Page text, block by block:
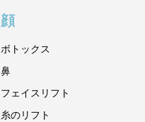
顔
ボトックス
鼻
フェイスリフト
糸のリフト